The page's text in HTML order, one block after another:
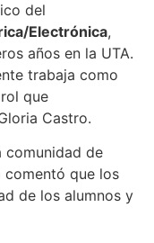
del
Electrónica,
años en la UTA.
trabaja como
que
Castro.
comunidad de
comentó que los
de los alumnos y